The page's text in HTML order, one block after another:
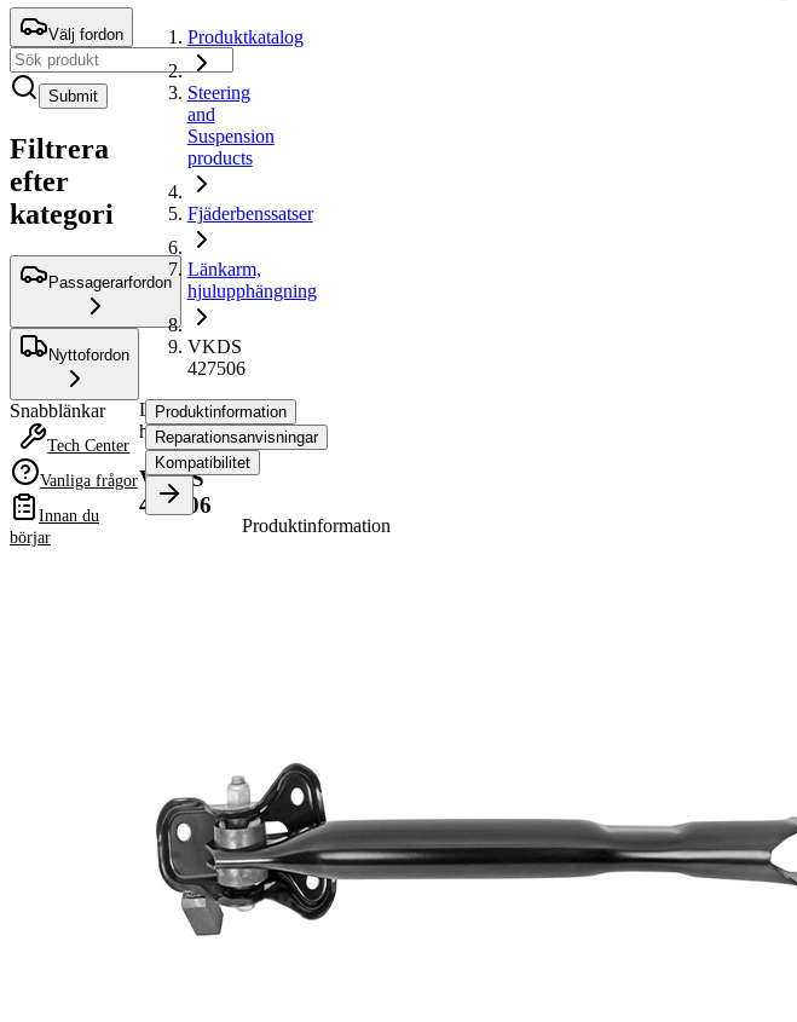
Välj fordon
Submit
Filtrera
efter
kategori
Passagerarfordon
Nyttofordon
Snabblänkar
Tech Center
Vanliga frågor
Innan du
börjar
Produktkatalog
Steering
and
Suspension
products
Fjäderbenssatser
Länkarm,
hjulupphängning
VKDS
427506
Länkarm,
hjulupphängning
VKDS
427506
Produktinformation
Reparationsanvisningar
Kompatibilitet
Produktinformation